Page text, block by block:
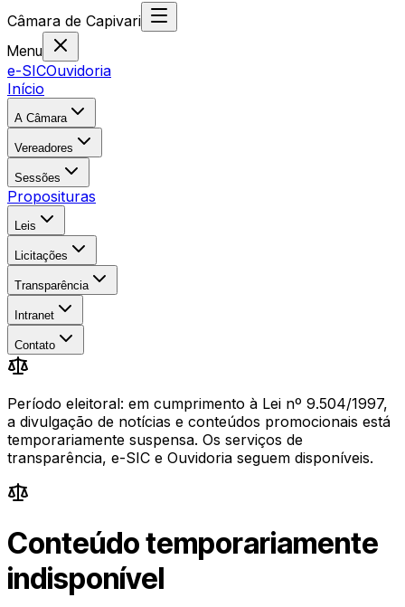
Câmara de Capivari
Menu
e-SICOuvidoria
Início
A Câmara
Vereadores
Sessões
Proposituras
Leis
Licitações
Transparência
Intranet
Contato
Período eleitoral: em cumprimento à Lei nº 9.504/1997,
a divulgação de notícias e conteúdos promocionais está
temporariamente suspensa. Os serviços de
transparência, e-SIC e Ouvidoria seguem disponíveis.
Conteúdo temporariamente
indisponível